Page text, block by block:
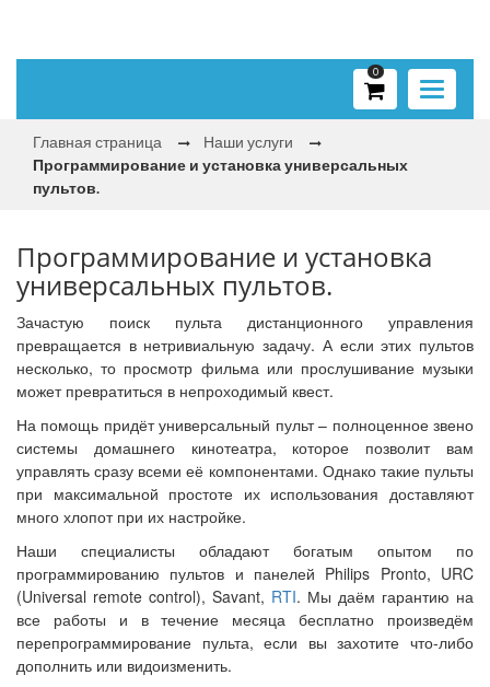
Toggle
0
Главная страница
Наши услуги
Программирование и установка универсальных
пультов.
Программирование и установка
универсальных пультов.
Зачастую поиск пульта дистанционного управления
превращается в нетривиальную задачу. А если этих пультов
несколько, то просмотр фильма или прослушивание музыки
может превратиться в непроходимый квест.
На помощь придёт универсальный пульт – полноценное звено
системы домашнего кинотеатра, которое позволит вам
управлять сразу всеми её компонентами. Однако такие пульты
при максимальной простоте их использования доставляют
много хлопот при их настройке.
Наши специалисты обладают богатым опытом по
программированию пультов и панелей Philips Pronto, URC
(Universal remote control), Savant, RTI. Мы даём гарантию на
все работы и в течение месяца бесплатно произведём
перепрограммирование пульта, если вы захотите что-либо
дополнить или видоизменить.